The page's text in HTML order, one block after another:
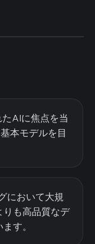
たAIに焦点を当
本モデルを目
において大規
りも高品質なデ
す。